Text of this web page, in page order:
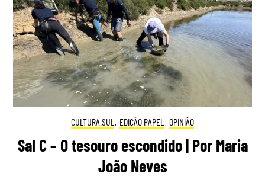
CULTURA.SUL , EDIÇÃO PAPEL , OPINIÃO
Sal C – O tesouro escondido | Por Maria
João Neves